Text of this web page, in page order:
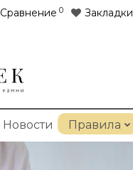
Сравнение 0 Закладки
Новости Правила